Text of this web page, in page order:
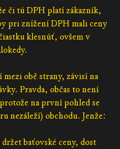
či tú DPH platí zákazník,
pri znížení DPH mali ceny
klesnúť, ovšem v
mezi obě strany, závisí na
Pravda, občas to není
na první pohled se
nezáleží) obchodu. Jenže:
držet baťovské ceny, dost